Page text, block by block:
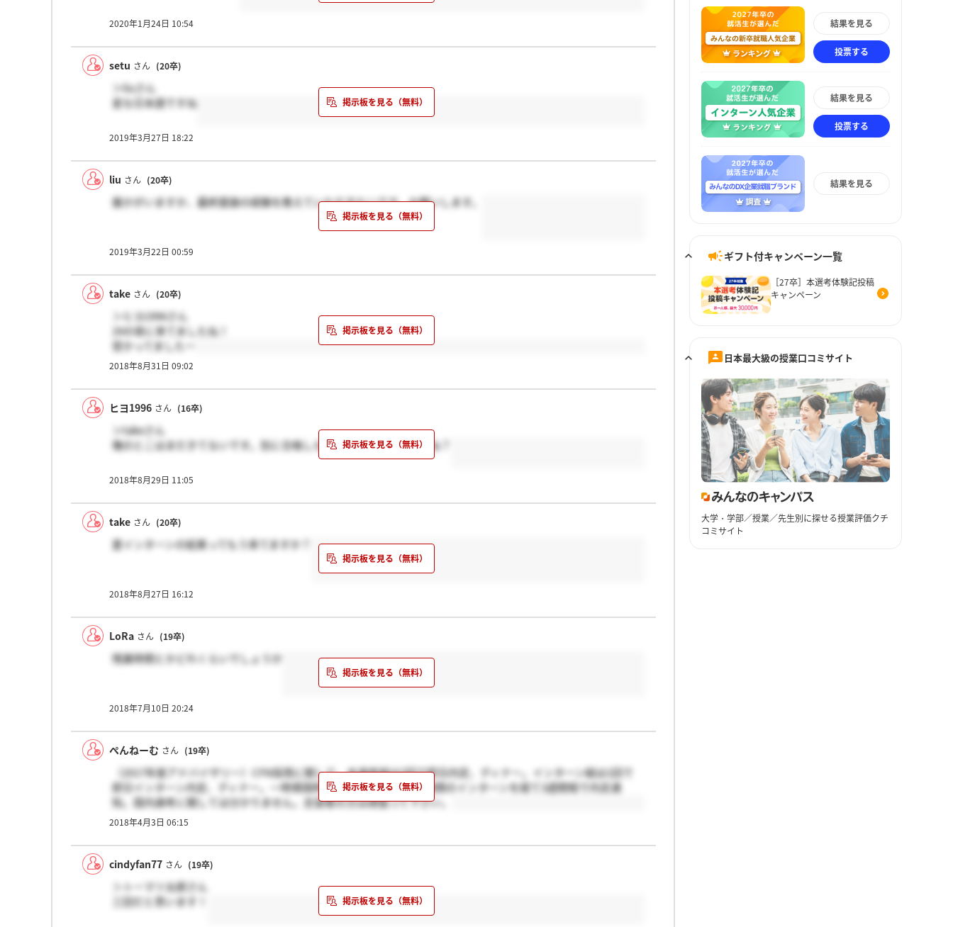
2020年1月24日 10:54
setu さん (20卒)
＞liuさん
変な日本語ですね
2019年3月27日 18:22
liu さん (20卒)
誰かがいますか、最終面接の経験を教えていただきたいです。お願いします。
2019年3月22日 00:59
take さん (20卒)
＞ヒヨ1996さん
29の夜に来てましたね！
受かってましたー
2018年8月31日 09:02
ヒヨ1996 さん (16卒)
＞takeさん
俺のとこはまだきてないです。別に合格しなくてもくるはずですよね？
2018年8月29日 11:05
take さん (20卒)
夏インターンの結果ってもう来てますか？
2018年8月27日 16:12
LoRa さん (19卒)
残業時間とかどれくらいでしょうか
2018年7月10日 20:24
ぺんねーむ さん (19卒)
（2017年度アドバイザリー）CFN採用に関して。本選考組は2回で即日内定、ディナー。インターン組は1回で
即日インターン内定、ディナー。一時帰国時に東京オフィスにて1週間のインターンを経て3週間程で内定通
知。国内選考に関しては分かりません。志望者の方は頑張って下さい。
2018年4月3日 06:15
cindyfan77 さん (19卒)
＞トーマツ太郎さん
三回だと思います！
結果を見る
投票する
結果を見る
投票する
結果を見る
ギフト付キャンペーン一覧
［27卒］本選考体験記投稿
キャンペーン
日本最大級の授業口コミサイト
大学・学部／授業／先生別に探せる授業評価クチ
コミサイト